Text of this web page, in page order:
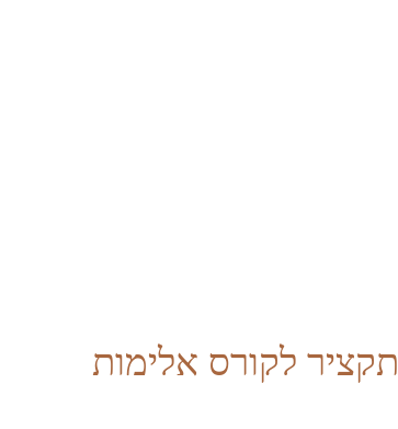
תקציר לקורס אלימות